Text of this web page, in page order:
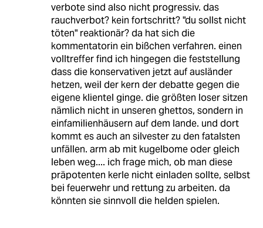
verbote sind also nicht progressiv. das
rauchverbot? kein fortschritt? "du sollst nicht
töten" reaktionär? da hat sich die
kommentatorin ein bißchen verfahren. einen
volltreffer find ich hingegen die feststellung
dass die konservativen jetzt auf ausländer
hetzen, weil der kern der debatte gegen die
eigene klientel ginge. die größten loser sitzen
nämlich nicht in unseren ghettos, sondern in
einfamilienhäusern auf dem lande. und dort
kommt es auch an silvester zu den fatalsten
unfällen. arm ab mit kugelbome oder gleich
leben weg.... ich frage mich, ob man diese
präpotenten kerle nicht einladen sollte, selbst
bei feuerwehr und rettung zu arbeiten. da
könnten sie sinnvoll die helden spielen.